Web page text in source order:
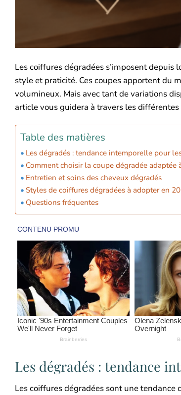
Les coiffures dégradées s’imposent
style et praticité. Ces coupes apportent du
volumineux. Mais avec tant de variations
article vous guidera à travers les
Table des matières
Les dégradés : tendance intemporelle pour
Comment choisir la coupe dégradée adaptée
Entretien et soins des cheveux dégradés
Styles de coiffures dégradées à adopter en
Questions fréquentes
Les dégradés : tendance
Les coiffures dégradées sont une tendance